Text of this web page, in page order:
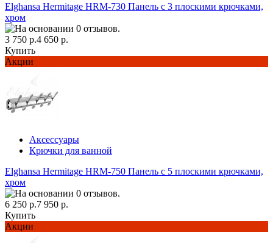
Elghansa Hermitage HRM-730 Панель с 3 плоскими крючками,
хром
3 750 р.4 650 р.
Купить
Акции
Аксессуары
Крючки для ванной
Elghansa Hermitage HRM-750 Панель с 5 плоскими крючками,
хром
6 250 р.7 950 р.
Купить
Акции